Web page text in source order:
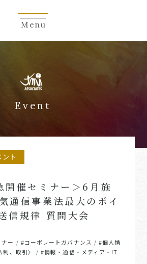
Menu
Event
ト
開催セミナー＞6月施
通信事業法最大のポイ
信規律 質問大会
ー / #コーポレートガバナンス /#個人情
、取引） /#情報・通信・メディア・IT